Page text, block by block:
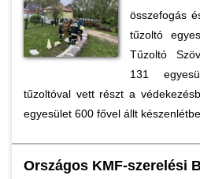
összefogás
tűzoltó
Tűzoltó
131
tűzoltóval vett részt a
egyesület 600 fővel állt
Országos KMF-szerelési